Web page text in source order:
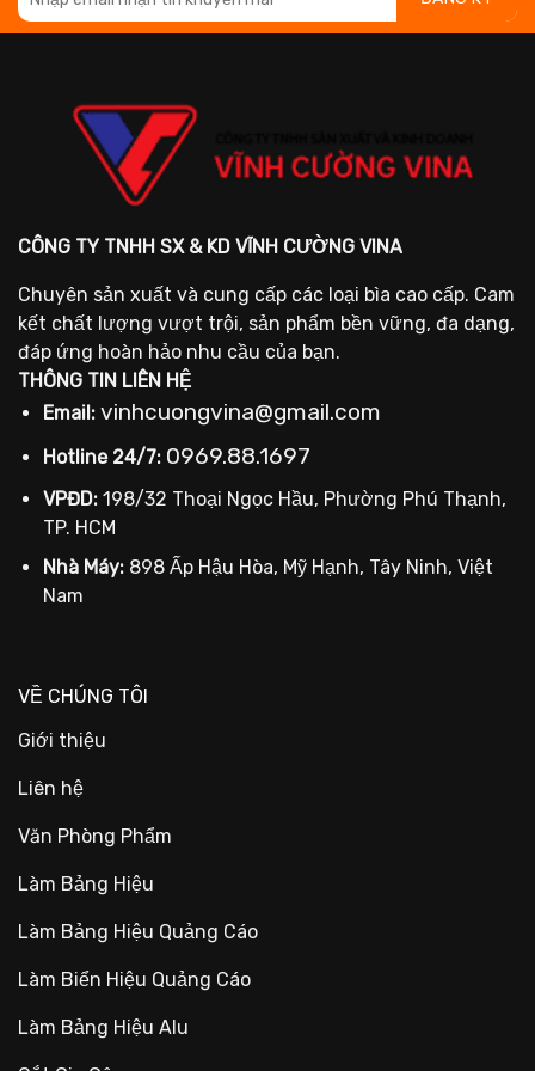
CÔNG TY TNHH SX & KD VĨNH CƯỜNG VINA
Chuyên sản xuất và cung cấp các loại bìa cao cấp. Cam
kết chất lượng vượt trội, sản phẩm bền vững, đa dạng,
đáp ứng hoàn hảo nhu cầu của bạn.
THÔNG TIN LIÊN HỆ
Email: vinhcuongvina@gmail.com
Hotline 24/7: 0969.88.1697
VPĐD: 198/32 Thoại Ngọc Hầu, Phường Phú Thạnh,
TP. HCM
Nhà Máy: 898 Ấp Hậu Hòa, Mỹ Hạnh, Tây Ninh, Việt
Nam
VỀ CHÚNG TÔI
Giới thiệu
Liên hệ
Văn Phòng Phẩm
Làm Bảng Hiệu
Làm Bảng Hiệu Quảng Cáo
Làm Biển Hiệu Quảng Cáo
Làm Bảng Hiệu Alu